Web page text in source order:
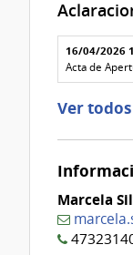
Fecha y
texto de
la
16/04/2026
Acta de
Ver
Marcela